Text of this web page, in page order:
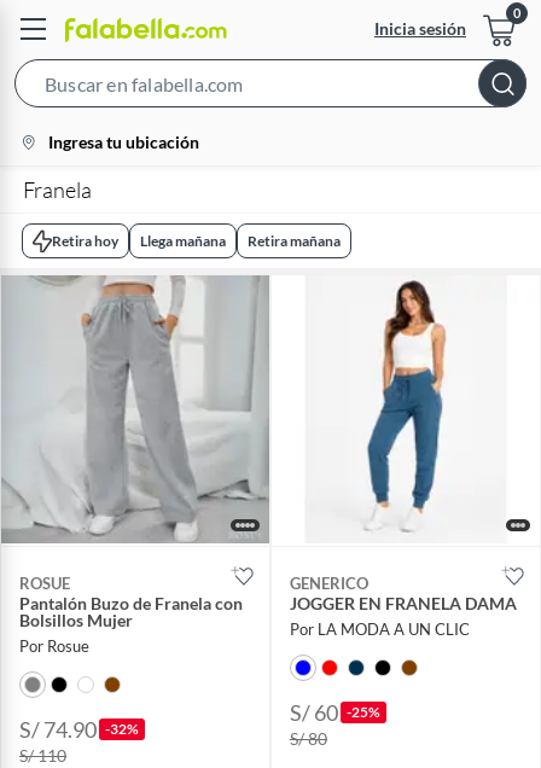
Inicia sesión
Bar
location-
icon
Ingresa tu ubicación
Franela
Retira hoy Llega mañana Retira mañana
ROSUE
Pantalón Buzo de Franela con
Bolsillos Mujer
Por Rosue
S/ 74.90 -32%
S/ 110
GENERICO
JOGGER EN FRANELA DAMA
Por LA MODA A UN CLIC
S/ 60 -25%
S/ 80